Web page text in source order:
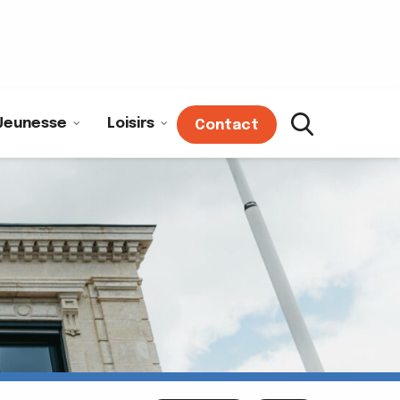
Loisirs Contact